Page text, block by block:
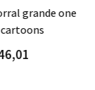
Detalle
boy
55,00